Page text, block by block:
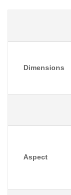
Dimensions
Aspect